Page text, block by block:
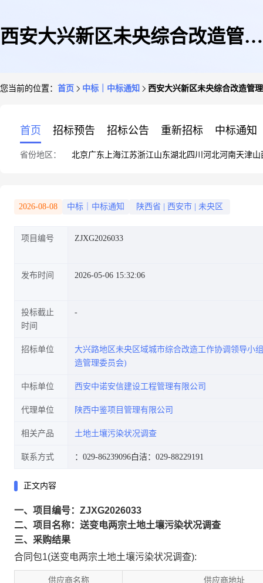
西安大兴新区未央综合改造管理
您当前的位置： 首页 中标｜中标通知 西安大兴新区未央综合改造管
首页 招标预告 招标公告 重新招标 中标通知
省份地区： 北京广东 上海江苏浙江山东湖北四川 河北河南天津山
2026-08-08 中标｜中标通知 陕西省 西安市 未央区
项目编号 ZJXG2026033
发布时间 2026-05-06 15:32:06
投标截止
时间
招标单位
大兴路地区未央区域城市综合改造工作协调领导小
造管理委员会)
中标单位 西安中诺安信建设工程管理有限公司
代理单位 陕西中鉴项目管理有限公司
相关产品 土地土壤污染状况调查
联系方式 ：029-86239096白洁：029-88229191
正文内容
一、项目编号：ZJXG2026033
二、项目名称：送变电两宗土地土壤污染状况调查
三、采购结果
合同包1(送变电两宗土地土壤污染状况调查):
供应商名称 供应商地址